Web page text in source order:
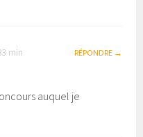
min RÉPONDRE
auquel je